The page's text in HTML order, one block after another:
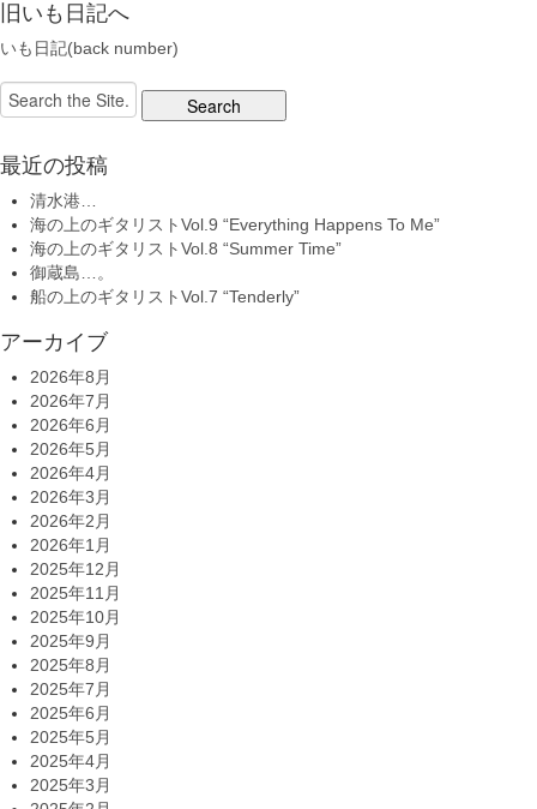
旧いも日記へ
いも日記(back number)
Search
for:
最近の投稿
清水港…
海の上のギタリストVol.9 “Everything Happens To Me”
海の上のギタリストVol.8 “Summer Time”
御蔵島…。
船の上のギタリストVol.7 “Tenderly”
アーカイブ
2026年8月
2026年7月
2026年6月
2026年5月
2026年4月
2026年3月
2026年2月
2026年1月
2025年12月
2025年11月
2025年10月
2025年9月
2025年8月
2025年7月
2025年6月
2025年5月
2025年4月
2025年3月